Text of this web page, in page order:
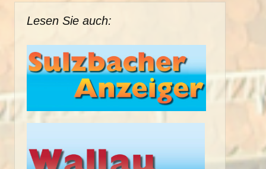
Lesen Sie auch: